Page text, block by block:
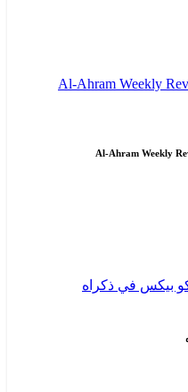
Al-Ahram Weekly